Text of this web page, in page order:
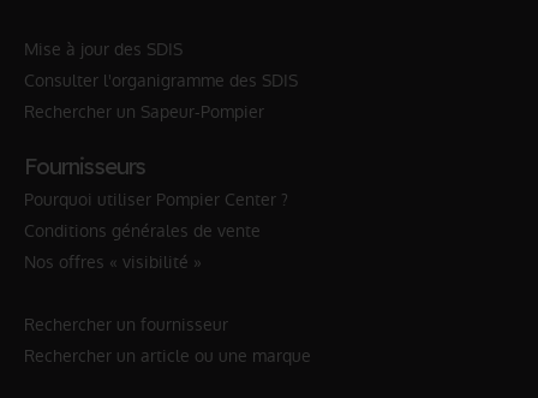
Mise à jour des SDIS
Consulter l'organigramme des SDIS
Rechercher un Sapeur-Pompier
Fournisseurs
Pourquoi utiliser Pompier Center ?
Conditions générales de vente
Nos offres « visibilité »
Rechercher un fournisseur
Rechercher un article ou une marque